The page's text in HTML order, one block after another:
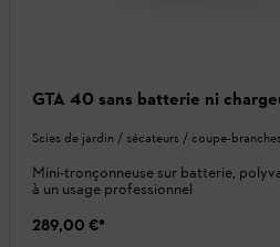
GTA 40 sans batterie ni
Scies de jardin / sécateurs / coupe-
Mini-tronçonneuse sur batterie,
à un usage professionnel
289,00 €*